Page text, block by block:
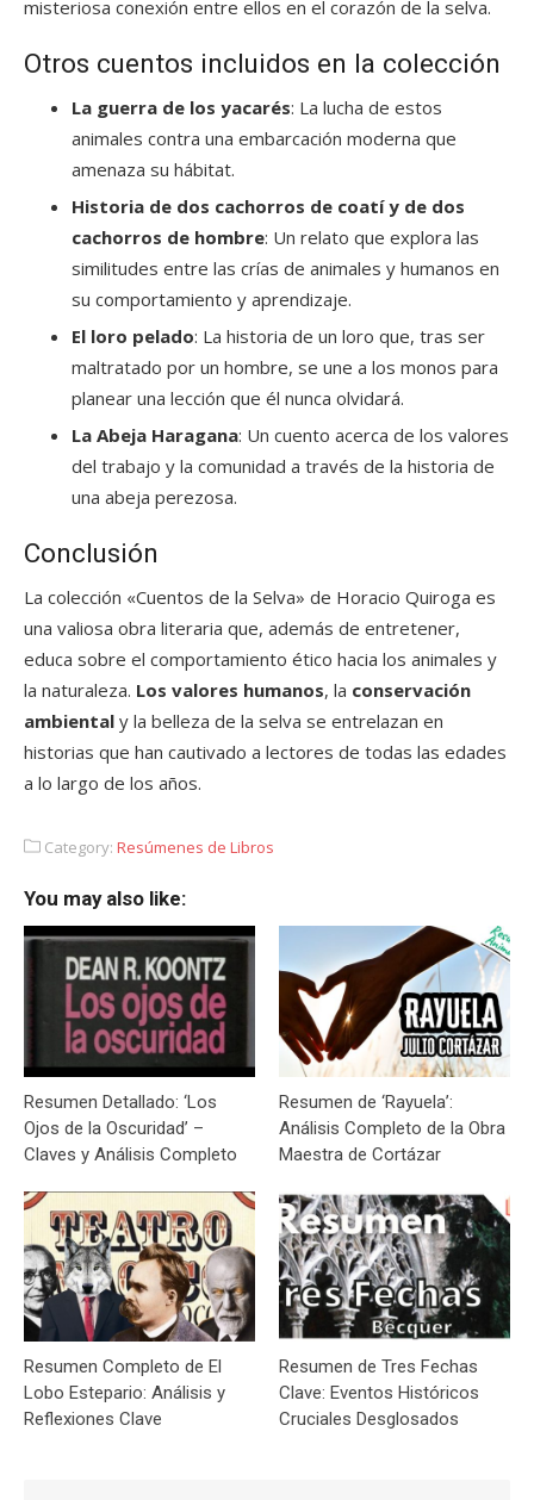
misteriosa conexión entre ellos en el corazón de la selva.
Otros cuentos incluidos en la colección
La guerra de los yacarés: La lucha de estos
animales contra una embarcación moderna que
amenaza su hábitat.
Historia de dos cachorros de coatí y de dos
cachorros de hombre: Un relato que explora las
similitudes entre las crías de animales y humanos en
su comportamiento y aprendizaje.
El loro pelado: La historia de un loro que, tras ser
maltratado por un hombre, se une a los monos para
planear una lección que él nunca olvidará.
La Abeja Haragana: Un cuento acerca de los valores
del trabajo y la comunidad a través de la historia de
una abeja perezosa.
Conclusión
La colección «Cuentos de la Selva» de Horacio Quiroga es
una valiosa obra literaria que, además de entretener,
educa sobre el comportamiento ético hacia los animales y
la naturaleza. Los valores humanos, la conservación
ambiental y la belleza de la selva se entrelazan en
historias que han cautivado a lectores de todas las edades
a lo largo de los años.
Category: Resúmenes de Libros
You may also like:
Resumen Detallado: ‘Los
Ojos de la Oscuridad’ –
Claves y Análisis Completo
Resumen de ‘Rayuela’:
Análisis Completo de la Obra
Maestra de Cortázar
Resumen Completo de El
Lobo Estepario: Análisis y
Reflexiones Clave
Resumen de Tres Fechas
Clave: Eventos Históricos
Cruciales Desglosados